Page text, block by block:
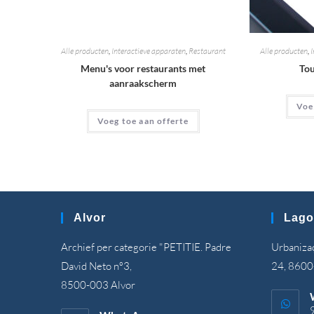
Alle producten, Interactieve apparaten, Restaurant
Menu's voor restaurants met
aanraakscherm
Voeg toe aan offerte
Alle producten,
Alvor
Archief per categorie "PETITIE. Padre
David Neto nº3,
8500-003 Alvor
24,